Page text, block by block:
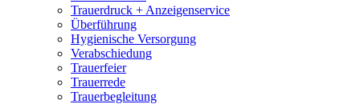
Trauerdruck + Anzeigenservice
Überführung
Hygienische Versorgung
Verabschiedung
Trauerfeier
Trauerrede
Trauerbegleitung